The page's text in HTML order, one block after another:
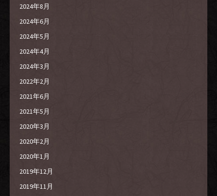
2024年8月
2024年6月
2024年5月
2024年4月
2024年3月
2022年2月
2021年6月
2021年5月
2020年3月
2020年2月
2020年1月
2019年12月
2019年11月